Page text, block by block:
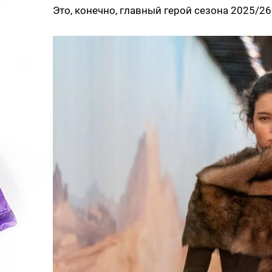
Это, конечно, главный герой сезона 2025/